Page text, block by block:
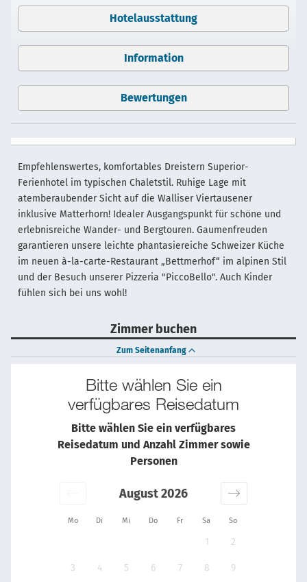
Hotelausstattung
Information
Bewertungen
Empfehlenswertes, komfortables Dreistern Superior-
Ferienhotel im typischen Chaletstil. Ruhige Lage mit
atemberaubender Sicht auf die Walliser Viertausener
inklusive Matterhorn! Idealer Ausgangspunkt für schöne und
erlebnisreiche Wander- und Bergtouren. Gaumenfreuden
garantieren unsere leichte phantasiereiche Schweizer Küche
im neuen à-la-carte-Restaurant „Bettmerhof“ im alpinen Stil
und der Besuch unserer Pizzeria "PiccoBello". Auch Kinder
fühlen sich bei uns wohl!
Zimmer buchen
Zum Seitenanfang
Bitte wählen Sie ein
verfügbares Reisedatum
Bitte wählen Sie ein verfügbares
Reisedatum und Anzahl Zimmer sowie
Personen
Mo Di Mi Do Fr Sa So
August 2026
1 2
3 4 5 6 7 8 9